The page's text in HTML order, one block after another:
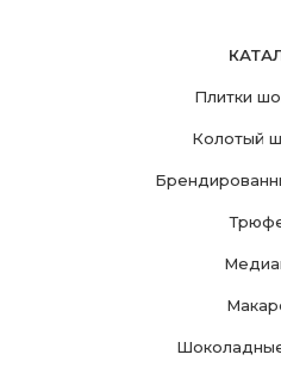
Плитки
Колотый